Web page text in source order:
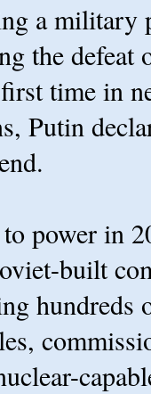
a military
the
time in
Putin
power in
built
hundreds